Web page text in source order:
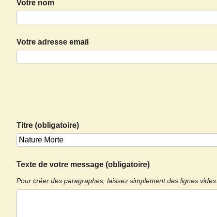
Votre nom
Votre adresse email
Titre (obligatoire)
Texte de votre message (obligatoire)
Pour créer des paragraphes, laissez simplement des lignes